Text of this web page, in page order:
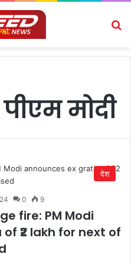
मोदी
देश
0 9
fire: PM Modi
₹2 lakh for next of